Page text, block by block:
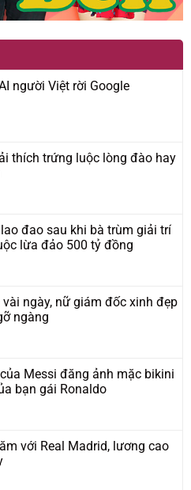
người Việt rời Google
thích trứng luộc lòng đào hay
đao sau khi bà trùm giải trí
lừa đảo 500 tỷ đồng
ngày, nữ giám đốc xinh đẹp
ngàng
Messi đăng ảnh mặc bikini
bạn gái Ronaldo
với Real Madrid, lương cao